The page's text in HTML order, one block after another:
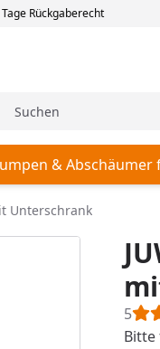
Rückgaberecht
&
Unterschrank
5
Bitte